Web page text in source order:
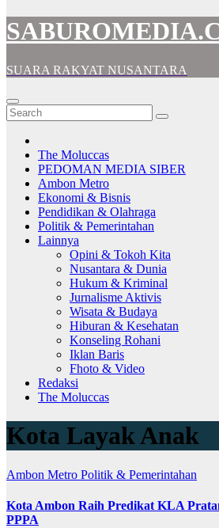
SUARA RAKYAT NUSANTARA
The Moluccas
PEDOMAN MEDIA SIBER
Ambon Metro
Ekonomi & Bisnis
Pendidikan & Olahraga
Politik & Pemerintahan
Lainnya
Opini & Tokoh Kita
Nusantara & Dunia
Hukum & Kriminal
Jurnalisme Aktivis
Wisata & Budaya
Hiburan & Kesehatan
Konseling Rohani
Iklan Baris
Fhoto & Video
Redaksi
The Moluccas
Kota Layak Anak
Ambon Metro Politik & Pemerintahan
Kota Ambon Raih Predikat KLA
PPPA